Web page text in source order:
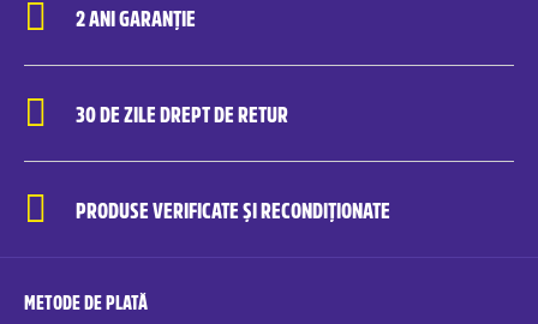
2 ANI GARANȚIE
30 DE ZILE DREPT DE RETUR
PRODUSE VERIFICATE ȘI RECONDIȚIONATE
METODE DE PLATĂ